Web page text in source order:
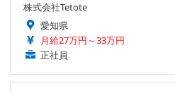
株式会社Tetote
愛知県
月給27万円～33万円
正社員